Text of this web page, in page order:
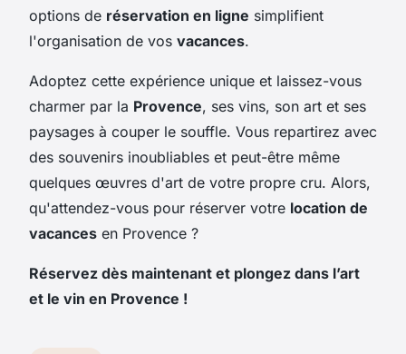
options de réservation en ligne simplifient
l'organisation de vos vacances.
Adoptez cette expérience unique et laissez-vous
charmer par la Provence, ses vins, son art et ses
paysages à couper le souffle. Vous repartirez avec
des souvenirs inoubliables et peut-être même
quelques œuvres d'art de votre propre cru. Alors,
qu'attendez-vous pour réserver votre location de
vacances en Provence ?
Réservez dès maintenant et plongez dans l’art
et le vin en Provence !